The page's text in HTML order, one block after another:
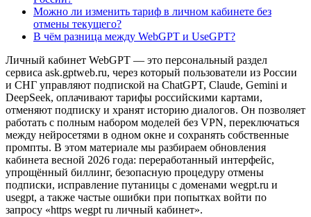
Можно ли изменить тариф в личном кабинете без
отмены текущего?
В чём разница между WebGPT и UseGPT?
Личный кабинет WebGPT — это персональный раздел
сервиса ask.gptweb.ru, через который пользователи из России
и СНГ управляют подпиской на ChatGPT, Claude, Gemini и
DeepSeek, оплачивают тарифы российскими картами,
отменяют подписку и хранят историю диалогов. Он позволяет
работать с полным набором моделей без VPN, переключаться
между нейросетями в одном окне и сохранять собственные
промпты. В этом материале мы разбираем обновления
кабинета весной 2026 года: переработанный интерфейс,
упрощённый биллинг, безопасную процедуру отмены
подписки, исправление путаницы с доменами wegpt.ru и
usegpt, а также частые ошибки при попытках войти по
запросу «https wegpt ru личный кабинет».